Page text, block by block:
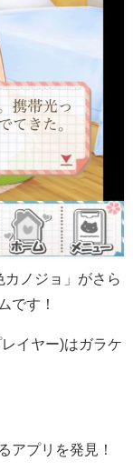
ノジョ」がさら
です！
イヤー)はガラケ
アプリを発見！